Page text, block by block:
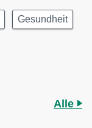
Gesundheit
Alle